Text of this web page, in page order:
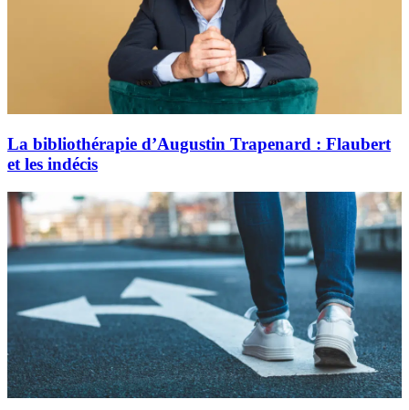
La bibliothérapie d’Augustin Trapenard : Flaubert
et les indécis